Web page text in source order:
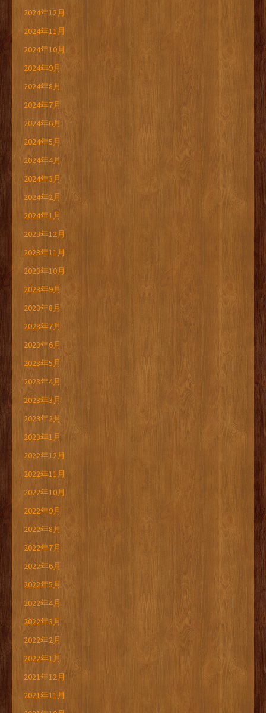
2024年12月
2024年11月
2024年10月
2024年9月
2024年8月
2024年7月
2024年6月
2024年5月
2024年4月
2024年3月
2024年2月
2024年1月
2023年12月
2023年11月
2023年10月
2023年9月
2023年8月
2023年7月
2023年6月
2023年5月
2023年4月
2023年3月
2023年2月
2023年1月
2022年12月
2022年11月
2022年10月
2022年9月
2022年8月
2022年7月
2022年6月
2022年5月
2022年4月
2022年3月
2022年2月
2022年1月
2021年12月
2021年11月